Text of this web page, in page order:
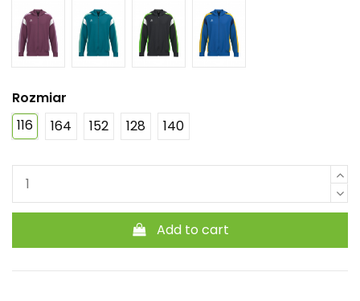
Rozmiar
116
164 152 128 140
Add to cart